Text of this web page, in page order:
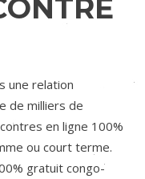
une relation
de milliers de
en ligne 100%
ou court terme.
gratuit congo-